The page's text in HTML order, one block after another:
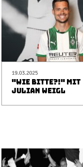
19.03.2025
"WIE BITTE?!" MIT
JULIAN WEIGL